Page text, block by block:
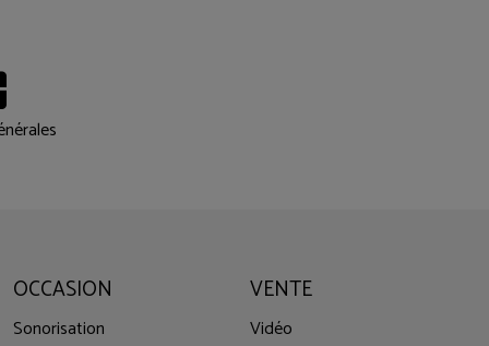
OCCASION
Sonorisation
VENTE
Vidéo